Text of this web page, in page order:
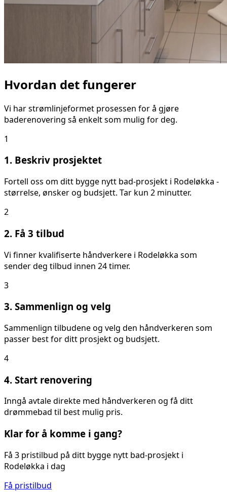
Hvordan det fungerer
Vi har strømlinjeformet prosessen for å gjøre
baderenovering så enkelt som mulig for deg.
1
1. Beskriv prosjektet
Fortell oss om ditt bygge nytt bad-prosjekt i Rodeløkka -
størrelse, ønsker og budsjett. Tar kun 2 minutter.
2
2. Få 3 tilbud
Vi finner kvalifiserte håndverkere i Rodeløkka som
sender deg tilbud innen 24 timer.
3
3. Sammenlign og velg
Sammenlign tilbudene og velg den håndverkeren som
passer best for ditt prosjekt og budsjett.
4
4. Start renovering
Inngå avtale direkte med håndverkeren og få ditt
drømmebad til best mulig pris.
Klar for å komme i gang?
Få 3 pristilbud på ditt bygge nytt bad-prosjekt i
Rodeløkka i dag
Få pristilbud